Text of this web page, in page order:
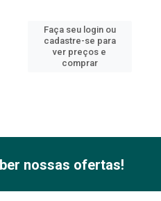
Faça seu login ou
cadastre-se para
ver preços e
comprar
nossas ofertas!